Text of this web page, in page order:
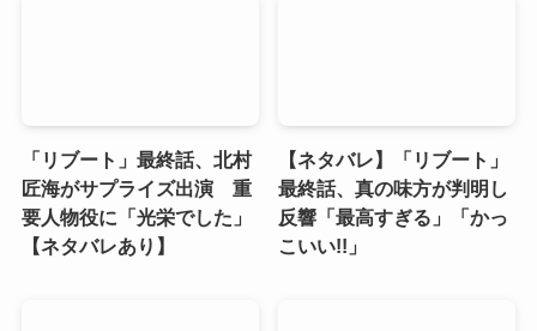
「リブート」最終話、北村
匠海がサプライズ出演 重
要人物役に「光栄でした」
【ネタバレあり】
【ネタバレ】「リブート」
最終話、真の味方が判明し
反響「最高すぎる」「かっ
こいい!!」